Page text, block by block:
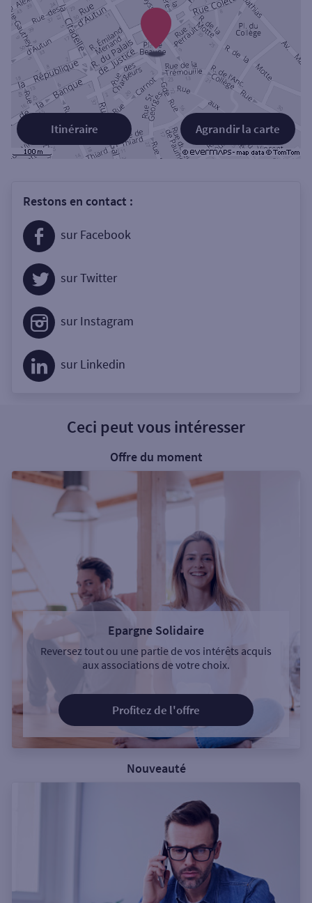
Agrandir la carte
Itinéraire
Restons en contact :
sur Facebook
sur Twitter
sur Instagram
sur Linkedin
Ceci peut vous intéresser
Offre du moment
Epargne Solidaire
Reversez tout ou une partie de vos intérêts acquis
aux associations de votre choix.
Profitez de l'offre
Nouveauté